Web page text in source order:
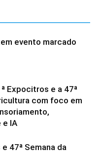
evento marcado
Expocitros e a 47ª
com foco em
e IA
47ª Semana da